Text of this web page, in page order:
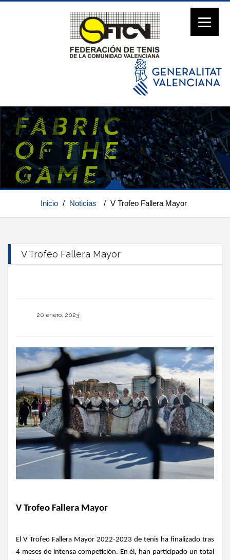
Inicio / Noticias / V Trofeo Fallera Mayor
V Trofeo Fallera Mayor
20 enero, 2023
V Trofeo Fallera Mayor
El V Trofeo Fallera Mayor 2022-2023 de tenis ha finalizado tras
4 meses de intensa competición. En él, han participado un total